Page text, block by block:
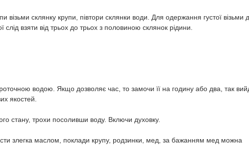
візьми склянку крупи, півтори склянки води. Для одержання густої візьми
взяти від трьох до трьох з половиною склянок рідини.
водою. Якщо дозволяє час, то замочи її на годину або два, так
якостей.
стану, трохи посоливши воду. Включи духовку.
злегка маслом, поклади крупу, родзинки, мед, за бажанням мед можна